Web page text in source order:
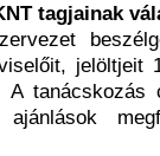
tagjainak
jelöltjeit
A tanácskozás